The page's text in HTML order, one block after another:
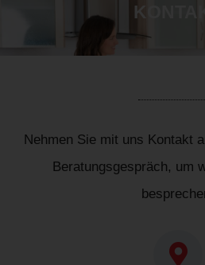
Nehmen Sie mit uns Kontakt
Beratungsgespräch, um